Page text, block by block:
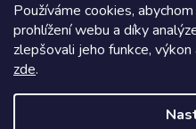
Používáme cookies,
prohlížení webu a díky
zlepšovali jeho funkce,
zde.
Copyright 2026Prodej-
Grafický návrh vytvořil a na